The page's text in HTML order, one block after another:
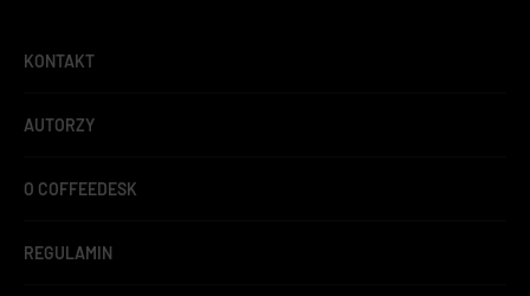
KONTAKT
AUTORZY
O COFFEEDESK
REGULAMIN